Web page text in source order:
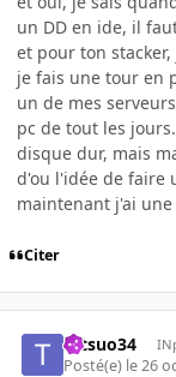
un DD en ide, il
et pour ton
je fais une tour en
un de mes
pc de tout les
disque dur, mais
d'ou l'idée de faire
maintenant j'ai
Citer
tetsuo34
Posté(e) le 26